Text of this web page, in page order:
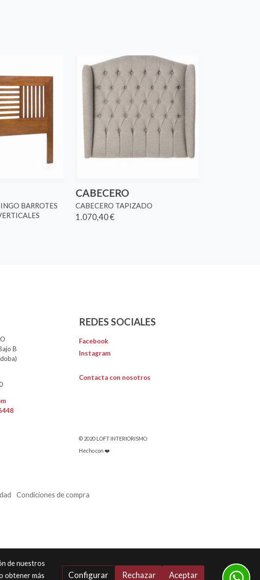
BARROTES
CABECERO
CABECERO TAPIZADO
1.070,40 €
B
REDES SOCIALES
Facebook
Instagram
Contacta con nosotros
© 2020 LOFT INTERIORISMO
Hecho con ❤️
Condiciones de compra
de nuestros
obtener más
Configurar Rechazar Aceptar